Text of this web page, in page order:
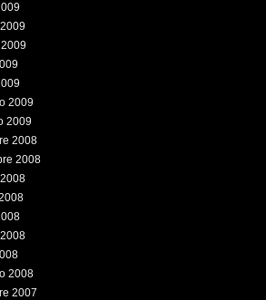
2009
2009
2008
2008
2008
2007